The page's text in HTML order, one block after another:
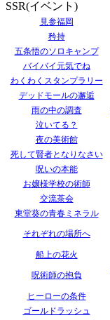
SSR(イベント)
見参福岡
矜持
五条悟のソロキャンプ
バイバイ元気でね
わくわくスタンプラリー
デッドモールの邂逅
雨の中の調査
泣いてる？
夜の美術館
死して賢者となりなさい
呪いの本能
お嬢様学校の術師
交流茶会
東堂葵の青春ミネラル
それぞれの場所へ
船上の花火
呪術師の抱負
ヒーローの条件
ゴールドラッシュ